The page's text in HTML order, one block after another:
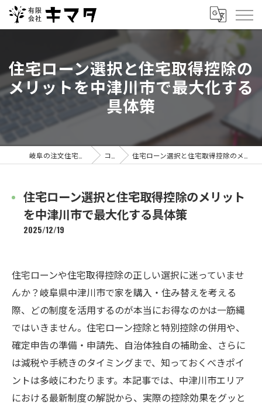
住宅ローン選択と住宅取得控除の
メリットを中津川市で最大化する
具体策
コラム 住宅ローン選択と住宅取得控除のメリットを中津川市で最大化する具体策
住宅ローン選択と住宅取得控除のメリット
を中津川市で最大化する具体策
2025/12/19
住宅ローンや住宅取得控除の正しい選択に迷っていませ
んか？岐阜県中津川市で家を購入・住み替えを考える
際、どの制度を活用するのが本当にお得なのかは一筋縄
ではいきません。住宅ローン控除と特別控除の併用や、
確定申告の準備・申請先、自治体独自の補助金、さらに
は減税や手続きのタイミングまで、知っておくべきポイ
ントは多岐にわたります。本記事では、中津川市エリア
における最新制度の解説から、実際の控除効果をグッと